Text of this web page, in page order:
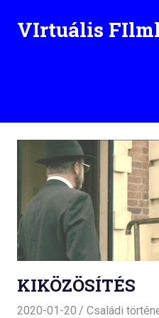
VIrtuális
KIKÖZÖSÍTÉS
2020-01-20 Családi